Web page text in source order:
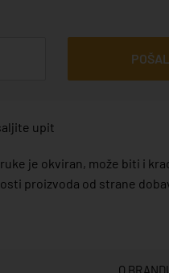
upit
je okviran, može biti i
proizvoda od strane
O